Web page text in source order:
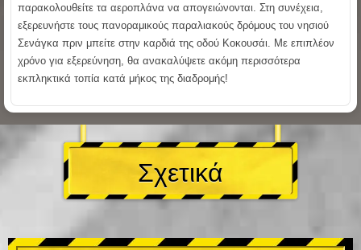
παρακολουθείτε τα αεροπλάνα να απογειώνονται. Στη συνέχεια,
εξερευνήστε τους πανοραμικούς παραλιακούς δρόμους του νησιού
Σενάγκα πριν μπείτε στην καρδιά της οδού Κοκουσάι. Με επιπλέον
χρόνο για εξερεύνηση, θα ανακαλύψετε ακόμη περισσότερα
εκπληκτικά τοπία κατά μήκος της διαδρομής!
Σχετικά